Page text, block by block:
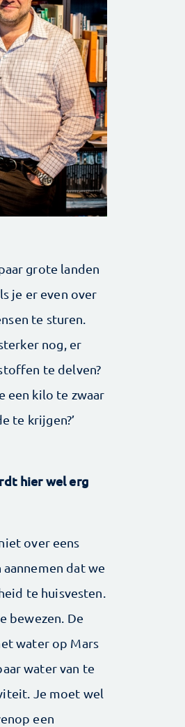
grote landen
je er even over
te sturen.
nog, er
te delven?
een kilo te zwaar
te krijgen?’
hier wel erg
over eens
dat we
te huisvesten.
bewezen. De
water op Mars
water van te
Je moet wel
een